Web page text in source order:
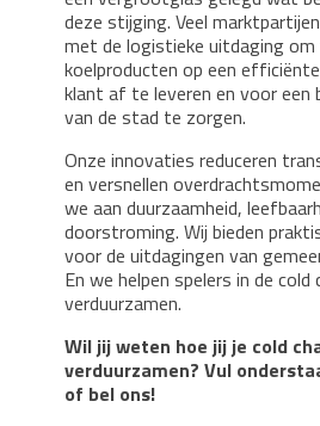
deze stijging. Veel
met de logistieke uitdaging om
koelproducten op een
klant af te leveren en voor een
van de stad te zorgen.
Onze innovaties reduceren
en versnellen
we aan duurzaamheid,
doorstroming. Wij bieden
voor de uitdagingen van
En we helpen spelers in de cold
verduurzamen.
Wil jij weten hoe jij je cold
verduurzamen? Vul
of bel ons!